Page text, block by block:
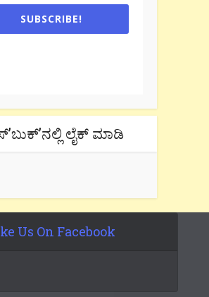
SUBSCRIBE!
ಲೈಕ್ ಮಾಡಿ
Us On Facebook